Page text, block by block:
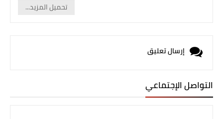
تحميل المزيد...
إرسال تعليق
التواصل الإجتماعي